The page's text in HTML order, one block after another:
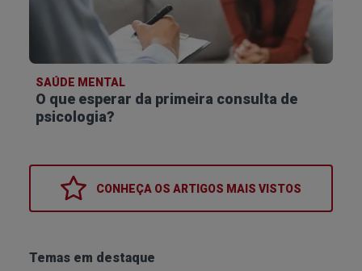
SAÚDE MENTAL
O que esperar da primeira consulta de
psicologia?
CONHEÇA OS ARTIGOS MAIS VISTOS
Temas em destaque